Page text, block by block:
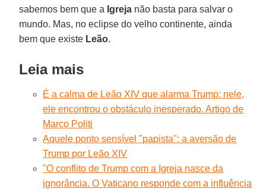
sabemos bem que a Igreja não basta para salvar o
mundo. Mas, no eclipse do velho continente, ainda
bem que existe Leão.
Leia mais
É a calma de Leão XIV que alarma Trump: nele,
ele encontrou o obstáculo inesperado. Artigo de
Marco Politi
Aquele ponto sensível "papista": a aversão de
Trump por Leão XIV
"O conflito de Trump com a Igreja nasce da
ignorância. O Vaticano responde com a influência